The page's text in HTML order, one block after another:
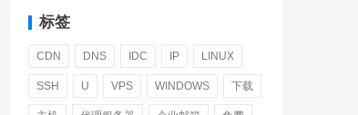
标签
CDN DNS IDC IP LINUX
SSH U VPS WINDOWS 下载